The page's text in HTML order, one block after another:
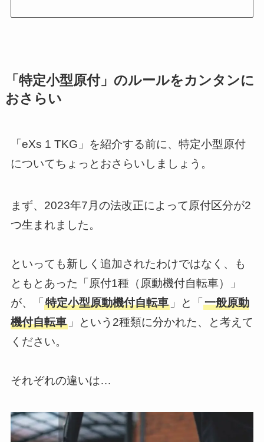
「特定小型原付」のルールをカンタンに
おさらい
「eXs 1 TKG」を紹介する前に、特定小型原付
についてちょっとおさらいしましょう。
まず、2023年7月の法改正によって原付区分が2
つ生まれました。
といっても新しく追加されたわけではなく、も
ともとあった「原付1種（原動機付自転車）」
が、「特定小型原動機付自転車」と「一般原動
機付自転車」という2種類に分かれた、と考えて
ください。
それぞれの違いは…